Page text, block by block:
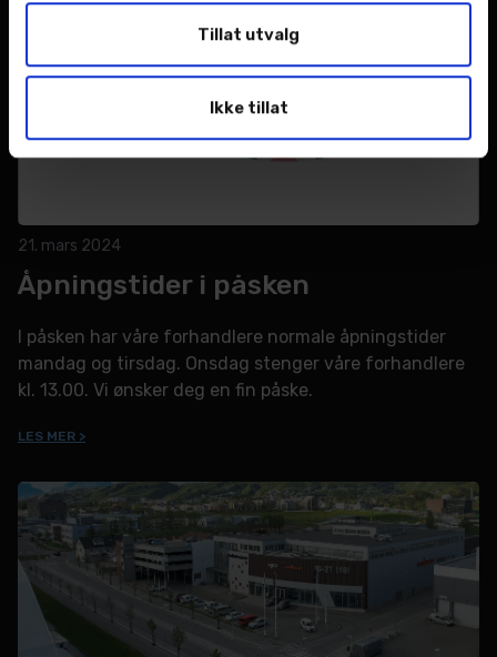
Tillat utvalg
Ikke tillat
21. mars 2024
Åpningstider i påsken
I påsken har våre forhandlere normale åpningstider
mandag og tirsdag. Onsdag stenger våre forhandlere
kl. 13.00. Vi ønsker deg en fin påske.
LES MER >